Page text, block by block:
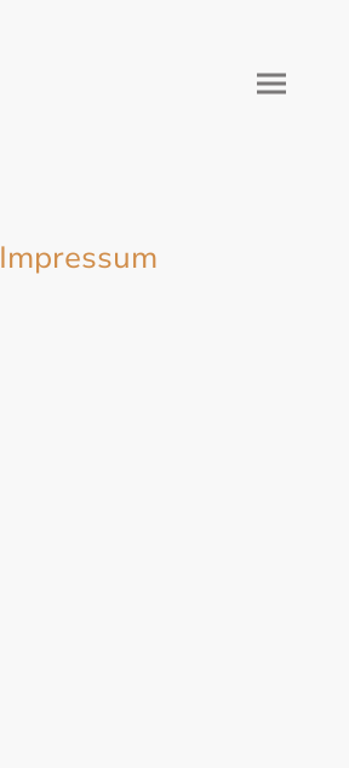
Impressum